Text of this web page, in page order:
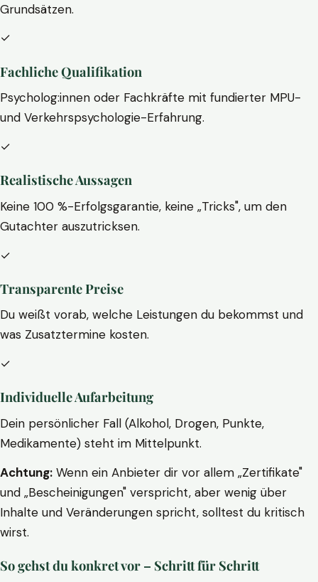
Grundsätzen.
✓
Fachliche Qualifikation
Psycholog:innen oder Fachkräfte mit fundierter MPU-
und Verkehrspsychologie-Erfahrung.
✓
Realistische Aussagen
Keine 100 %-Erfolgsgarantie, keine „Tricks", um den
Gutachter auszutricksen.
✓
Transparente Preise
Du weißt vorab, welche Leistungen du bekommst und
was Zusatztermine kosten.
✓
Individuelle Aufarbeitung
Dein persönlicher Fall (Alkohol, Drogen, Punkte,
Medikamente) steht im Mittelpunkt.
Achtung: Wenn ein Anbieter dir vor allem „Zertifikate"
und „Bescheinigungen" verspricht, aber wenig über
Inhalte und Veränderungen spricht, solltest du kritisch
wirst.
So gehst du konkret vor – Schritt für Schritt